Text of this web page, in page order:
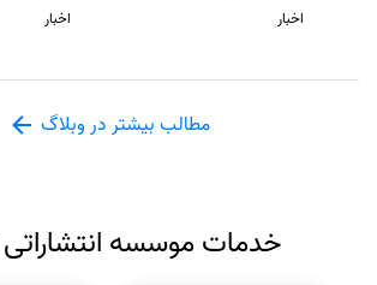
اخبار اخبار
مطالب بیشتر در وبلاگ
خدمات موسسه